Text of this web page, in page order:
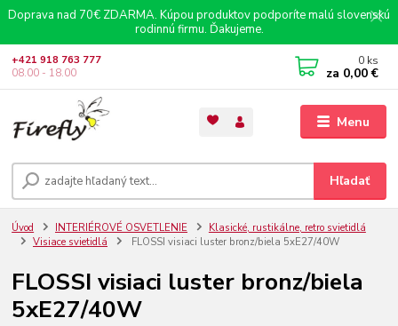
Doprava nad 70€ ZDARMA. Kúpou produktov podporíte malú slovenskú
rodinnú firmu. Ďakujeme.
Menu
Hľadať
+421 918 763 777
08.00 - 18.00
0 ks
za 0,00 €
Úvod INTERIÉROVÉ OSVETLENIE
Klasické, rustikálne, retro svietidlá
Visiace svietidlá
FLOSSI visiaci luster bronz/biela 5xE27/40W
FLOSSI visiaci luster bronz/biela
5xE27/40W